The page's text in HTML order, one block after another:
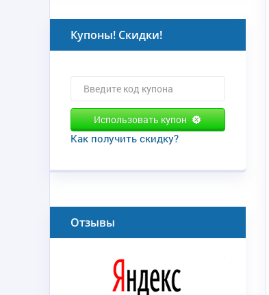
Купоны! Скидки!
Использовать купон
Как получить скидку?
Отзывы